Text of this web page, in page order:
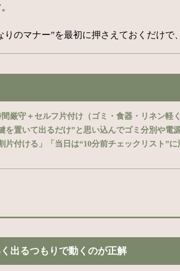
のマナー”を最初に押さえておくだけで
厳守＋セルフ片付け（ゴミ・食器・リネン軽
を置いて出るだけ”と思い込んでゴミ分別や電
片付ける」「当日は“10分前チェックリスト”
出るつもりで動くのが正解